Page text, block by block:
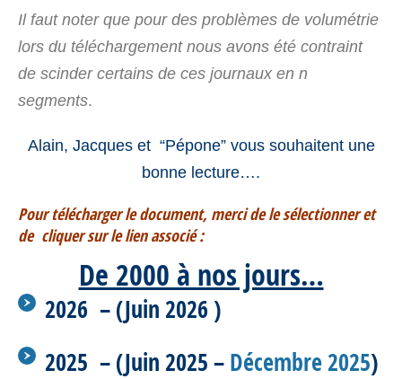
Il faut noter que pour des problèmes de volumétrie
lors du téléchargement nous avons été contraint
de scinder certains de ces journaux en n
segments.
Alain, Jacques et “Pépone” vous souhaitent une
bonne lecture….
Pour télécharger le document, merci de le sélectionner et
de cliquer sur le lien associé :
De 2000 à nos jours…
2026 – (Juin 2026 )
2025 – (Juin 2025–Décembre 2025)